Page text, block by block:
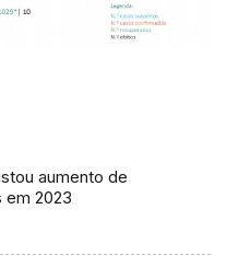
aumento de
em 2023